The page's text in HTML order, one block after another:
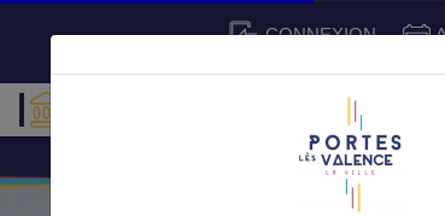
CONNEXION
CADRE DE VIE